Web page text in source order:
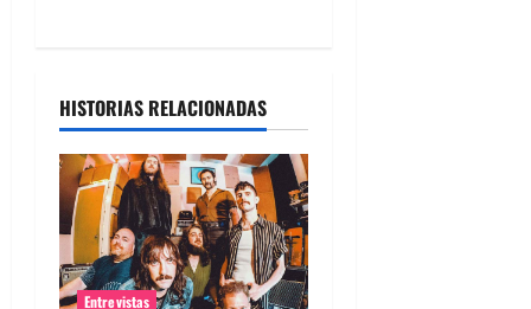
r
a
d
a
HISTORIAS RELACIONADAS
Entrevistas